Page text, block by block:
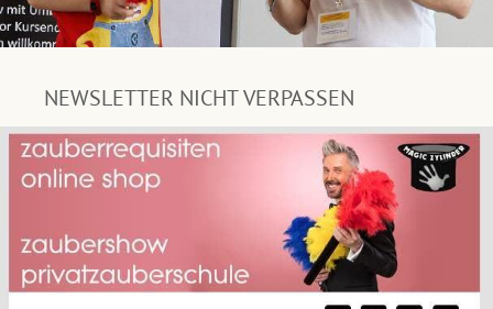
NEWSLETTER NICHT VERPASSEN